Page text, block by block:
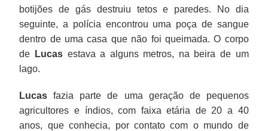
botijões de gás destruiu tetos e paredes. No dia
seguinte, a polícia encontrou uma poça de sangue
dentro de uma casa que não foi queimada. O corpo
de
Lucasestava a alguns metros, na beira de um
lago.
Lucas fazia parte de uma geração de pequenos
agricultores e índios, com faixa etária de 20 a 40
anos, que conhecia, por contato com o mundo de